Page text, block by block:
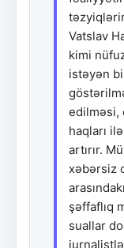
Vatslav
kimi
istəyən
edilməsi,
haqları
artırır.
xəbərsiz
şəffaflıq
suallar